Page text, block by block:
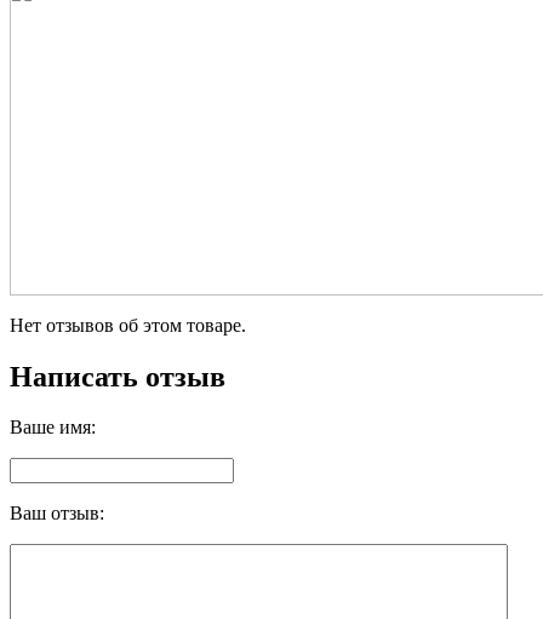
Нет отзывов об этом товаре.
Написать отзыв
Ваше имя:
Ваш отзыв: